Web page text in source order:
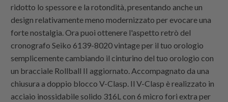
ridotto lo spessore e la rotondità, presentando anche un
design relativamente meno modernizzato per evocare una
forte nostalgia. Ora puoi ottenere l'aspetto retrò del
cronografo Seiko 6139-8020 vintage per il tuo orologio
semplicemente cambiando il cinturino del tuo orologio con
un bracciale Rollball II aggiornato. Accompagnato da una
chiusura a doppio blocco V-Clasp. Il V-Clasp è realizzato in
acciaio inossidabile solido 316L con 6 micro fori extra per